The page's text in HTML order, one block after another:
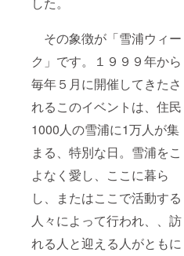
その象徴が「雪浦ウィー
ク」です。１９９９年から
毎年５月に開催してきたさ
れるこのイベントは、住民
1000人の雪浦に1万人が集
まる、特別な日。雪浦をこ
よなく愛し、ここに暮ら
し、またはここで活動する
人々によって行われ、、訪
れる人と迎える人がともに